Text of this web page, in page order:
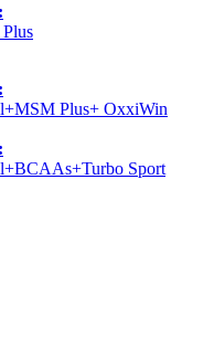
Plus+ OxxiWin
Sport